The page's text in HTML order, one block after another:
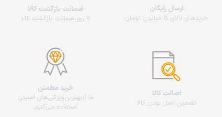
ارسال رایگان
خریدهای بالای 5 میلیون تومان
ضمانت بازگشت کالا
7 روز ضمانت بازگشت کالا
اصالت کالا
تضمین اصل بودن کالا
خرید مطمئن
ما از‌بهترین‌ویژگی‌های امنیتی
استفاده می‌کنیم